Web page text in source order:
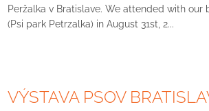
Peržalka v Bratislave. We attended with our
(Psi park Petrzalka) in August 31st, 2...
VÝSTAVA PSOV